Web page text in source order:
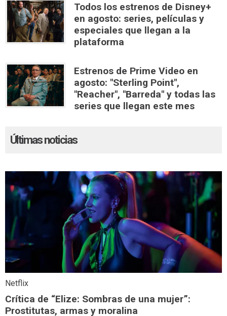
Todos los estrenos de Disney+
en agosto: series, películas y
especiales que llegan a la
plataforma
Estrenos de Prime Video en
agosto: "Sterling Point",
"Reacher", "Barreda" y todas las
series que llegan este mes
Últimas noticias
Netflix
Crítica de “Elize: Sombras de una mujer”:
Prostitutas, armas y moralina